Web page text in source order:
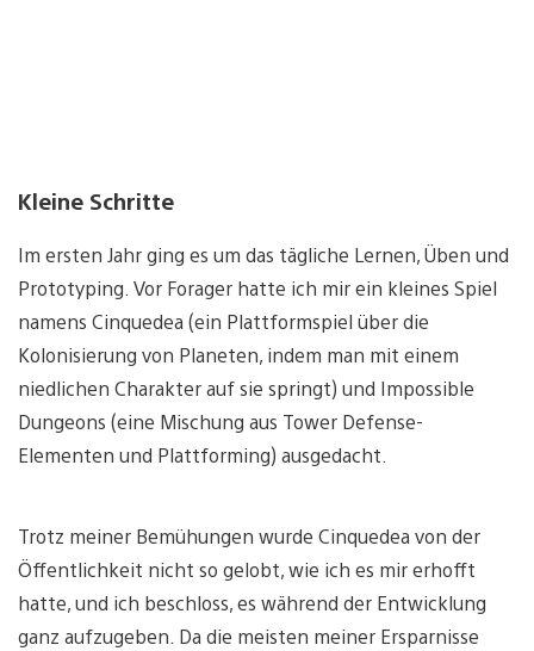
Kleine Schritte
Im ersten Jahr ging es um das tägliche Lernen, Üben und
Prototyping. Vor Forager hatte ich mir ein kleines Spiel
namens Cinquedea (ein Plattformspiel über die
Kolonisierung von Planeten, indem man mit einem
niedlichen Charakter auf sie springt) und Impossible
Dungeons (eine Mischung aus Tower Defense-
Elementen und Plattforming) ausgedacht.
Trotz meiner Bemühungen wurde Cinquedea von der
Öffentlichkeit nicht so gelobt, wie ich es mir erhofft
hatte, und ich beschloss, es während der Entwicklung
ganz aufzugeben. Da die meisten meiner Ersparnisse